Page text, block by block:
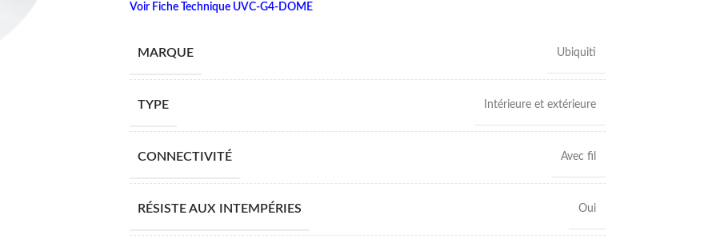
Voir Fiche Technique UVC-G4-DOME
MARQUE Ubiquiti
TYPE Intérieure et extérieure
CONNECTIVITÉ Avec fil
RÉSISTE AUX INTEMPÉRIES Oui